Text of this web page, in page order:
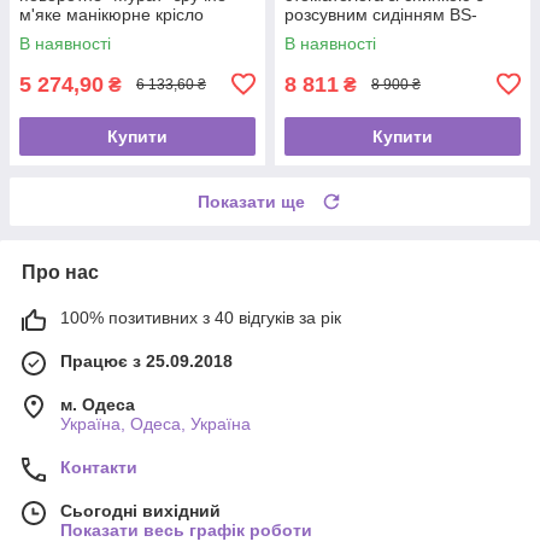
м'яке манікюрне крісло
В наявності
5 274,90 ₴ 6 133,60 ₴
Купити
розсувним сидінням BS-
4008-1 з регулюванням
висоти для косметолога
В наявності
8 811 ₴ 8 900 ₴
Купити
Показати ще
Про нас
100% позитивних з 40 відгуків за рік
Працює з 25.09.2018
м. Одеса
Україна, Одеса, Україна
Контакти
Сьогодні вихідний
Показати весь графік роботи